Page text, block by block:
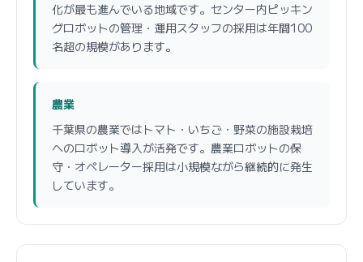
化が最も進んでいる地域です。センター内ピッキン
グロボットの管理・運用スタッフの採用は年間100
名超の規模があります。
農業
千葉県の農業ではトマト・いちご・野菜の施設栽培
へのロボット導入が活発です。農業ロボットの保
守・オペレーター採用は小規模ながら継続的に発生
しています。